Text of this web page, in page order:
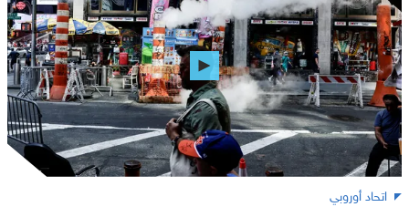
اتحاد أوروبي